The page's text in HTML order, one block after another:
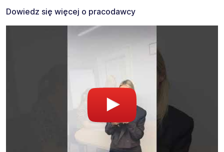
Dowiedz się więcej o pracodawcy